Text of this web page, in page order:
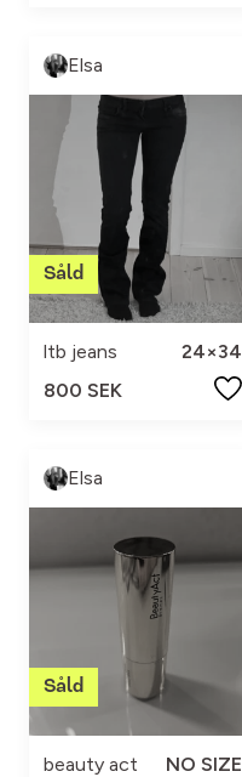
Elsa
ltb jeans
24×34
800 SEK
Elsa
beauty act
NO SIZE